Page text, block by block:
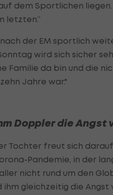
dem Sportlichen
letzten.“
nach der EM sportlich
wird sich sicher
Familie da bin und die
Jahre war."
Doppler die Angst
Tochter freut sich
Pandemie, in der
nicht rund um den
ihm gleichzeitig die